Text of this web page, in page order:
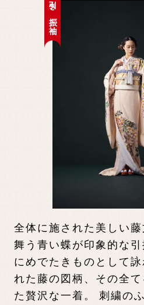
先輩カップル実例
クリップ
引き振袖
全体に施された美しい
舞う青い蝶が印象的な引
にめでたきものとして
れた藤の図柄、その全
た贅沢な一着。 刺繍の